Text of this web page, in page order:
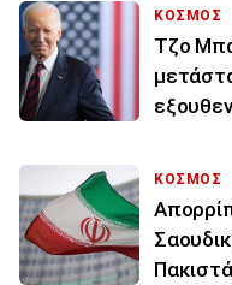
ΚΟΣΜΟΣ
Τζο
ΚΟΣΜΟΣ